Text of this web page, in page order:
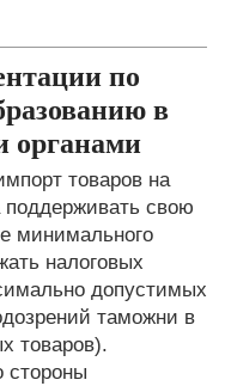
по
в
органами
товаров на
свою
минимального
налоговых
допустимых
таможни в
товаров).
стороны